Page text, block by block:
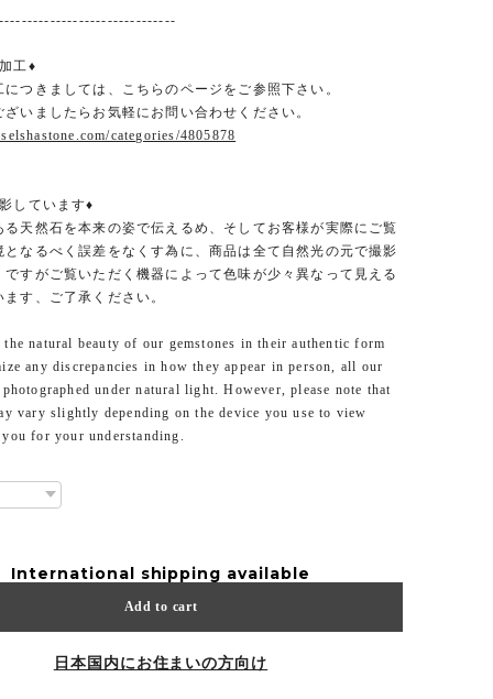
工♦
につきましては、こちらのページをご参照下さい。
いましたらお気軽にお問い合わせください。
categories/4805878
しています♦
る天然石を本来の姿で伝えるめ、そしてお客様が実際にご覧
となるべく誤差をなくす為に、商品は全て自然光の元で撮影
ですがご覧いただく機器によって色味が少々異なって見える
す、ご了承ください。
the natural beauty of our gemstones in their authentic form
any discrepancies in how they appear in person, all our
under natural light. However, please note that
vary slightly depending on the device you use to view
you for your understanding.
International shipping available
Add to cart
日本国内にお住まいの方向け